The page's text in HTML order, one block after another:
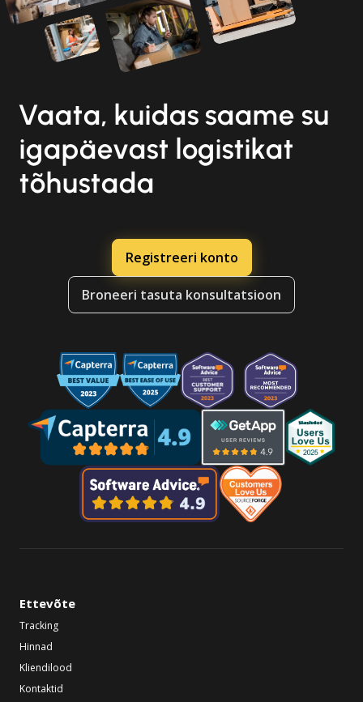
Vaata, kuidas saame su
igapäevast logistikat
tõhustada
Registreeri konto
Broneeri tasuta konsultatsioon
Ettevõte
Tracking
Hinnad
Kliendilood
Kontaktid